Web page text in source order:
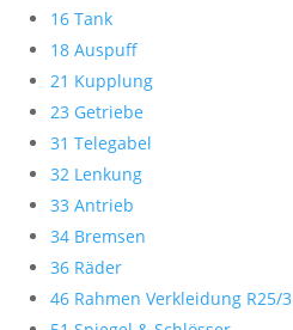
16 Tank
18 Auspuff
21 Kupplung
23 Getriebe
31 Telegabel
32 Lenkung
33 Antrieb
34 Bremsen
36 Räder
46 Rahmen Verkleidung R25/3